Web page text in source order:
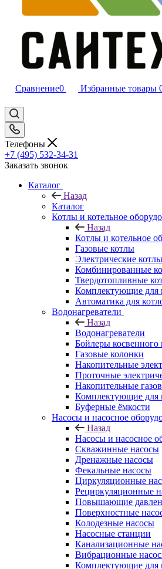
Сравнение0 Избранные товары
Телефоны
+7 (495) 532‑34‑31
Заказать звонок
Каталог
Назад
Каталог
Котлы и котельное
Назад
Котлы и котельное
Газовые котлы
Электрические котлы
Комбинированные
Твердотопливные
Комплектующие для
Автоматика для
Водонагреватели
Назад
Водонагреватели
Бойлеры косвенного
Газовые колонки
Накопительные
Проточные
Накопительные
Комплектующие для
Буферные ёмкости
Насосы и насосное
Назад
Насосы и насосное
Скважинные насосы
Дренажные насосы
Фекальные насосы
Циркуляционные
Рециркуляционные
Повышающие
Поверхностные
Колодезные насосы
Насосные станции
Канализационные
Вибрационные
Комплектующие для